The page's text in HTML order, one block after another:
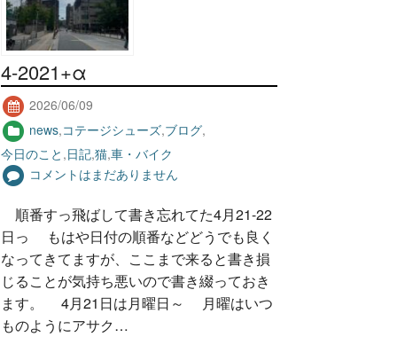
4-2021+α
2026/06/09
news,コテージシューズ,ブログ,
今日のこと ,日記,猫,車・バイク
コメントはまだありません
順番すっ飛ばして書き忘れてた4月21-22
日っ もはや日付の順番などどうでも良く
なってきてますが、ここまで来ると書き損
じることが気持ち悪いので書き綴っておき
ます。 4月21日は月曜日～ 月曜はいつ
ものようにアサク…